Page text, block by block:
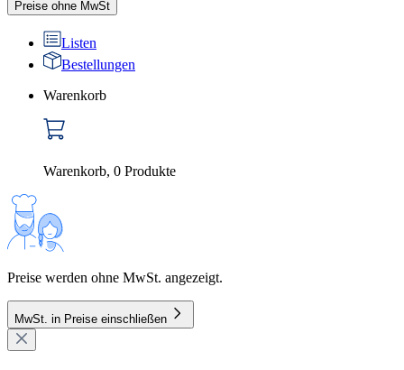
Preise ohne MwSt
Listen
Bestellungen
Warenkorb
Warenkorb, 0 Produkte
Preise werden ohne MwSt. angezeigt.
MwSt. in Preise einschließen